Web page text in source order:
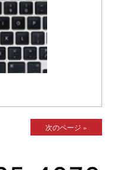
次のページ »